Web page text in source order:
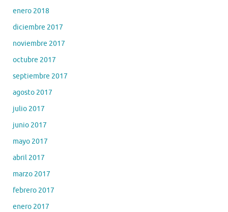
enero 2018
diciembre 2017
noviembre 2017
octubre 2017
septiembre 2017
agosto 2017
julio 2017
junio 2017
mayo 2017
abril 2017
marzo 2017
febrero 2017
enero 2017